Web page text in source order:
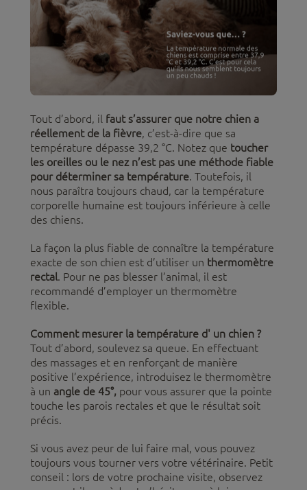
Tout d’abord, il faut s’assurer que notre chien a
réellement de la fièvre, c’est-à-dire que sa
température dépasse 39,2 °C. Notez que toucher
les oreilles ou le nez n’est pas une méthode fiable
pour déterminer sa température. Toutefois, il
nous paraîtra toujours chaud, car la température
corporelle humaine est toujours inférieure à celle
des chiens.
La façon la plus fiable de connaître la température
exacte de son chien est d’utiliser un thermomètre
rectal. Pour ne pas blesser l’animal, il est
recommandé d’employer un thermomètre
flexible.
Comment mesurer la température d' un chien ?
Tout d’abord, soulevez sa queue. En effectuant
des massages et en renforçant de manière
positive l’expérience, introduisez le thermomètre
à un angle de 45°, pour vous assurer que la pointe
touche les parois rectales et que le résultat soit
précis.
Si vous avez peur de lui faire mal, vous pouvez
toujours vous tourner vers votre vétérinaire. Petit
conseil : lors de votre prochaine visite, observez